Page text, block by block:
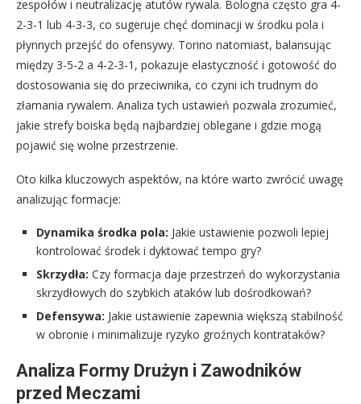
zespołów i neutralizację atutów rywala. Bologna często gra 4-
2-3-1 lub 4-3-3, co sugeruje chęć dominacji w środku pola i
płynnych przejść do ofensywy. Torino natomiast, balansując
między 3-5-2 a 4-2-3-1, pokazuje elastyczność i gotowość do
dostosowania się do przeciwnika, co czyni ich trudnym do
złamania rywalem. Analiza tych ustawień pozwala zrozumieć,
jakie strefy boiska będą najbardziej oblegane i gdzie mogą
pojawić się wolne przestrzenie.
Oto kilka kluczowych aspektów, na które warto zwrócić uwagę
analizując formacje:
Dynamika środka pola: Jakie ustawienie pozwoli lepiej
kontrolować środek i dyktować tempo gry?
Skrzydła: Czy formacja daje przestrzeń do wykorzystania
skrzydłowych do szybkich ataków lub dośrodkowań?
Defensywa: Jakie ustawienie zapewnia większą stabilność
w obronie i minimalizuje ryzyko groźnych kontrataków?
Analiza Formy Drużyn i Zawodników
przed Meczami